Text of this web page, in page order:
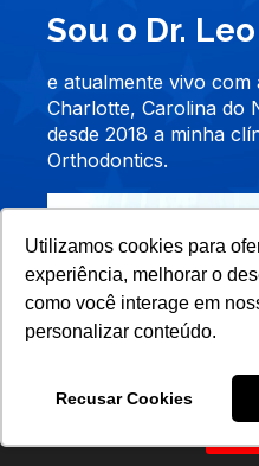
Utilizamos cookies para
experiência, melhorar o
como você interage em
personalizar conteúdo.
Recusar Cookies
Sou o Dr.
e atualmente vivo com
Charlotte, Carolina do
desde 2018 a minha
Orthodontics.
We use cookies to provide you